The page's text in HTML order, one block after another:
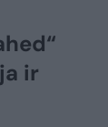
ir